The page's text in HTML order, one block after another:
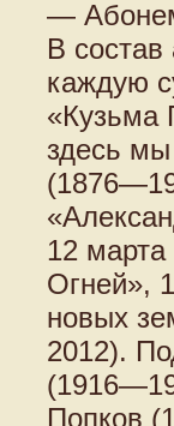
—
В состав
каждую
«Кузьма
здесь
12
Огней»,
новых
2012).
Попков